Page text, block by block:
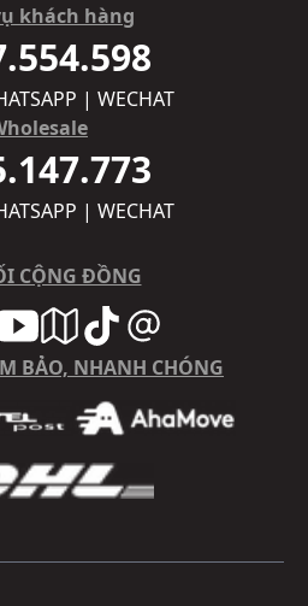
khách hàng
| WECHAT
| WECHAT
CỘNG ĐỒNG
BẢO, NHANH CHÓNG